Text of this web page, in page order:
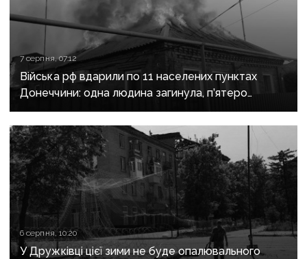
7 серпня, 07:12
Війська рф вдарили по 11 населених пунктах
Донеччини: одна людина загинула, п’ятеро
поранені
6 серпня, 10:20
У Дружківці цієї зими не буде опалювального